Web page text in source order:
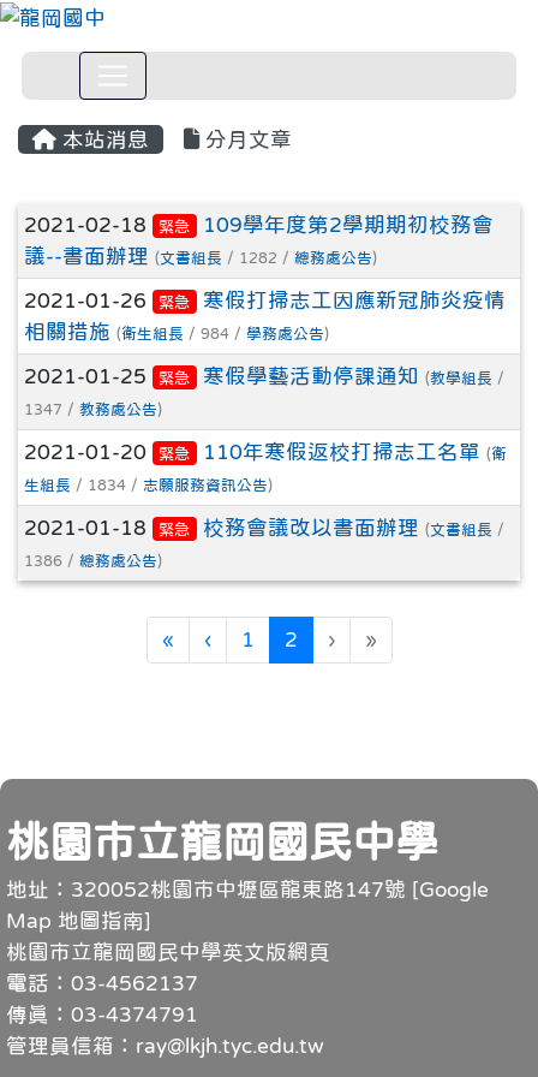
本站消息 分月文章
文章列表
2021-02-18 緊急
109學年度第2學期期初校務會
議--書面辦理 (文書組長 / 1282 / 總務處公告)
2021-01-26 緊急
寒假打掃志工因應新冠肺炎疫情
相關措施 (衛生組長 / 984 / 學務處公告)
2021-01-25 緊急 寒假學藝活動停課通知 (教學組長 /
1347 / 教務處公告)
2021-01-20 緊急 110年寒假返校打掃志工名單 (衛
生組長 / 1834 / 志願服務資訊公告)
2021-01-18 緊急 校務會議改以書面辦理 (文書組長 /
1386 / 總務處公告)
«第一頁
‹上一頁
1 2(目前頁次)
› »
頁尾
桃園市立龍岡國民中學
地址：320052桃園市中壢區龍東路147號 [Google
Map 地圖指南]
桃園市立龍岡國民中學英文版網頁
電話：03-4562137
傳真：03-4374791
管理員信箱：ray@lkjh.tyc.edu.tw